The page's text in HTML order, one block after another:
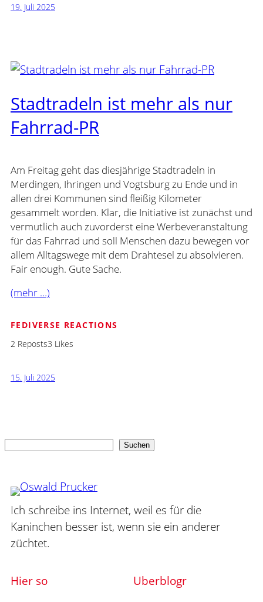
19. Juli 2025
Stadtradeln ist mehr als nur
Fahrrad-PR
Am Freitag geht das diesjährige Stadtradeln in
Merdingen, Ihringen und Vogtsburg zu Ende und in
allen drei Kommunen sind fleißig Kilometer
gesammelt worden. Klar, die Initiative ist zunächst und
vermutlich auch zuvorderst eine Werbeveranstaltung
für das Fahrrad und soll Menschen dazu bewegen vor
allem Alltagswege mit dem Drahtesel zu absolvieren.
Fair enough. Gute Sache.
(mehr …)
FEDIVERSE REACTIONS
2 Reposts3 Likes
15. Juli 2025
Suchen
Ich schreibe ins Internet, weil es für die
Kaninchen besser ist, wenn sie ein anderer
züchtet.
Hier so Uberblogr